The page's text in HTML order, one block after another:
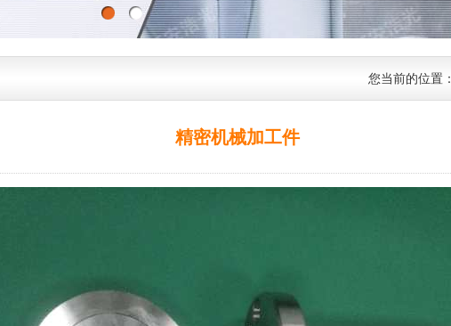
您当前的位置：
精密机械加工件